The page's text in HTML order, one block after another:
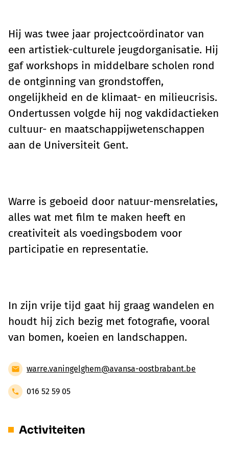
Hij was twee jaar projectcoördinator van
een artistiek-culturele jeugdorganisatie. Hij
gaf workshops in middelbare scholen rond
de ontginning van grondstoffen,
ongelijkheid en de klimaat- en milieucrisis.
Ondertussen volgde hij nog vakdidactieken
cultuur- en maatschappijwetenschappen
aan de Universiteit Gent.
Warre is geboeid door natuur-mensrelaties,
alles wat met film te maken heeft en
creativiteit als voedingsbodem voor
participatie en representatie.
In zijn vrije tijd gaat hij graag wandelen en
houdt hij zich bezig met fotografie, vooral
van bomen, koeien en landschappen.
warre.vaningelghem@avansa-oostbrabant.be
016 52 59 05
Activiteiten